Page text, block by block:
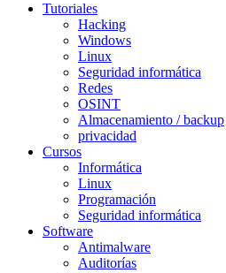
Tutoriales
Hacking
Windows
Linux
Seguridad informática
Redes
OSINT
Almacenamiento / backup
privacidad
Cursos
Informática
Linux
Programación
Seguridad informática
Software
Antimalware
Auditorías